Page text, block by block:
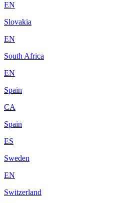
EN
Slovakia
EN
South Africa
EN
Spain
CA
Spain
ES
Sweden
EN
Switzerland